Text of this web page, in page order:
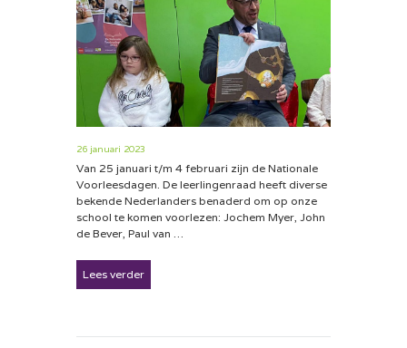
26 januari 2023
Van 25 januari t/m 4 februari zijn de Nationale
Voorleesdagen. De leerlingenraad heeft diverse
bekende Nederlanders benaderd om op onze
school te komen voorlezen: Jochem Myer, John
de Bever, Paul van …
Lees verder